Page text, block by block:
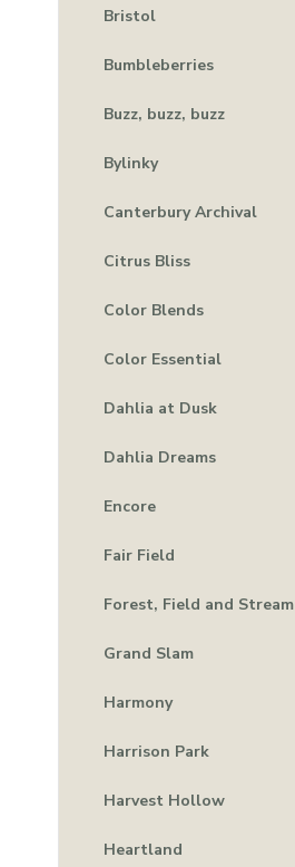
Bristol
Bumbleberries
Buzz, buzz, buzz
Bylinky
Canterbury Archival
Citrus Bliss
Color Blends
Color Essential
Dahlia at Dusk
Dahlia Dreams
Encore
Fair Field
Forest, Field and Stream
Grand Slam
Harmony
Harrison Park
Harvest Hollow
Heartland